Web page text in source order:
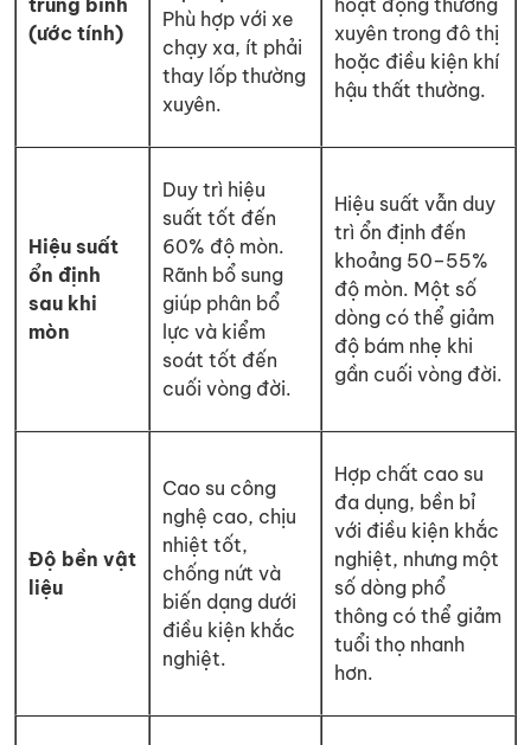
trung bình
(ước tính)
Phù hợp với xe
chạy xa, ít phải
thay lốp thường
xuyên.
hoạt động thường
xuyên trong đô thị
hoặc điều kiện khí
hậu thất thường.
Hiệu suất
ổn định
sau khi
mòn
Duy trì hiệu
suất tốt đến
60% độ mòn.
Rãnh bổ sung
giúp phân bổ
lực và kiểm
soát tốt đến
cuối vòng đời.
Hiệu suất vẫn duy
trì ổn định đến
khoảng 50–55%
độ mòn. Một số
dòng có thể giảm
độ bám nhẹ khi
gần cuối vòng đời.
Độ bền vật
liệu
Cao su công
nghệ cao, chịu
nhiệt tốt,
chống nứt và
biến dạng dưới
điều kiện khắc
nghiệt.
Hợp chất cao su
đa dụng, bền bỉ
với điều kiện khắc
nghiệt, nhưng một
số dòng phổ
thông có thể giảm
tuổi thọ nhanh
hơn.